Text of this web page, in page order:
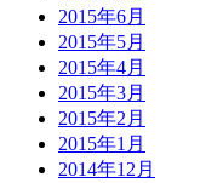
2015年6月
2015年5月
2015年4月
2015年3月
2015年2月
2015年1月
2014年12月